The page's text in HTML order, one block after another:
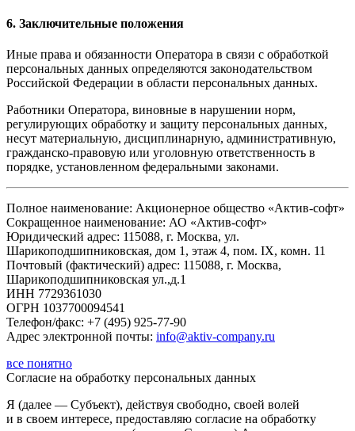
6. Заключительные положения
Иные права и обязанности Оператора в связи с обработкой
персональных данных определяются законодательством
Российской Федерации в области персональных данных.
Работники Оператора, виновные в нарушении норм,
регулирующих обработку и защиту персональных данных,
несут материальную, дисциплинарную, административную,
гражданско-правовую или уголовную ответственность в
порядке, установленном федеральными законами.
Полное наименование: Акционерное общество «Актив-софт»
Сокращенное наименование: АО «Актив-софт»
Юридический адрес: 115088, г. Москва, ул.
Шарикоподшипниковская, дом 1, этаж 4, пом. IX, комн. 11
Почтовый (фактический) адрес: 115088, г. Москва,
Шарикоподшипниковская ул.,д.1
ИНН 7729361030
ОГРН 1037700094541
Телефон/факс: +7 (495) 925-77-90
Адрес электронной почты: info@aktiv-company.ru
все понятно
Согласие на обработку персональных данных
Я (далее — Субъект), действуя свободно, своей волей
и в своем интересе, предоставляю согласие на обработку